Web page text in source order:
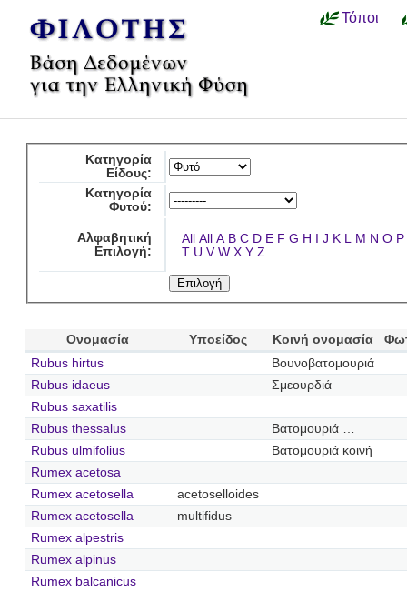
Τόποι
Κατηγορία
Είδους:
Κατηγορία
Φυτού:
Αλφαβητική
Επιλογή:
All All A B C D E F G H I J K L M N O P
T U V W X Y Z
Ονομασία Υποείδος Κοινή ονομασία
Rubus hirtus
Βουνοβατομουριά
Rubus idaeus
Σμεουρδιά
Rubus saxatilis
Rubus thessalus
Βατομουριά …
Rubus ulmifolius
Βατομουριά κοινή
Rumex acetosa
Rumex acetosella
acetoselloides
Rumex acetosella
multifidus
Rumex alpestris
Rumex alpinus
Rumex balcanicus